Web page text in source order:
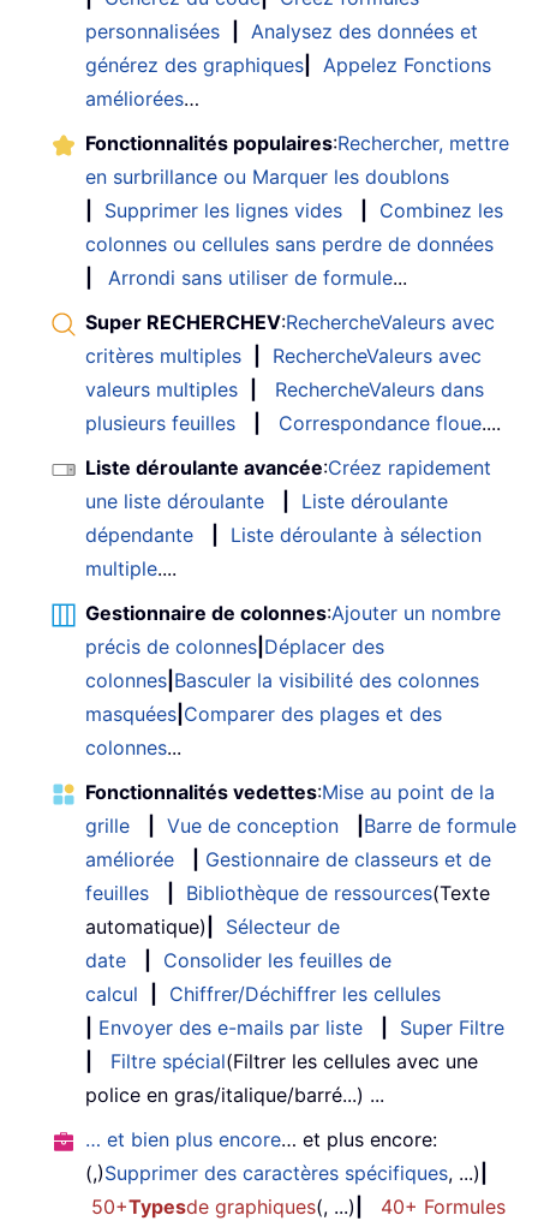
personnalisées
Analysez des données et
générez des graphiques
Appelez Fonctions
améliorées…
Fonctionnalités populaires:Rechercher, mettre
en surbrillance ou Marquer les doublons
Supprimer les lignes vides
Combinez les
colonnes ou cellules sans perdre de données
Arrondi sans utiliser de formule...
Super RECHERCHEV:RechercheValeurs avec
critères multiples
RechercheValeurs avec
valeurs multiples
RechercheValeurs dans
plusieurs feuilles
Correspondance floue....
Liste déroulante avancée:Créez rapidement
une liste déroulante
Liste déroulante
dépendante
Liste déroulante à sélection
multiple....
Gestionnaire de colonnes:Ajouter un nombre
précis de colonnes Déplacer des
colonnes Basculer la visibilité des colonnes
masquées Comparer des plages et des
colonnes...
Fonctionnalités vedettes:Mise au point de la
grille
Vue de conception
Barre de formule
améliorée
Gestionnaire de classeurs et de
feuilles
Bibliothèque de ressources(Texte
automatique)
Sélecteur de
date
Consolider les feuilles de
calcul
Chiffrer/Déchiffrer les cellules
Envoyer des e-mails par liste
Super Filtre
Filtre spécial(Filtrer les cellules avec une
police en gras/italique/barré...) ...
… et bien plus encore… et plus encore:
(,)Supprimer des caractères spécifiques, ...)
50+Typesde graphiques(, ...)
40+ Formules